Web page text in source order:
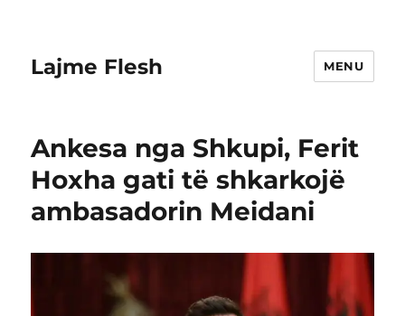
Lajme Flesh MENU
Ankesa nga Shkupi, Ferit
Hoxha gati të shkarkojë
ambasadorin Meidani